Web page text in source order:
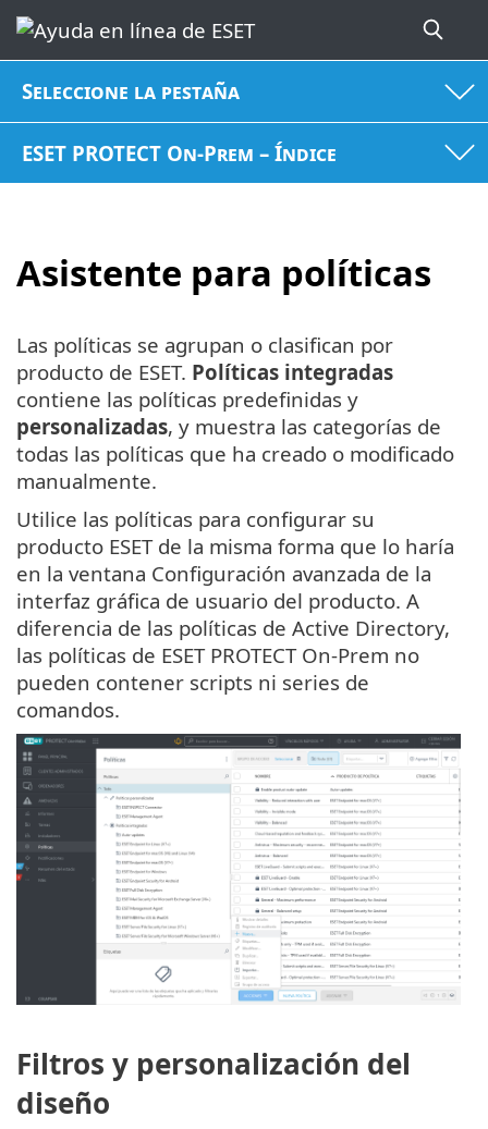
Seleccione la pestaña
ESET PROTECT On-Prem – Índice
Asistente para políticas
Las políticas se agrupan o clasifican por
producto de ESET. Políticas integradas
contiene las políticas predefinidas y
personalizadas, y muestra las categorías de
todas las políticas que ha creado o modificado
manualmente.
Utilice las políticas para configurar su
producto ESET de la misma forma que lo haría
en la ventana Configuración avanzada de la
interfaz gráfica de usuario del producto. A
diferencia de las políticas de Active Directory,
las políticas de ESET PROTECT On-Prem no
pueden contener scripts ni series de
comandos.
Filtros y personalización del
diseño